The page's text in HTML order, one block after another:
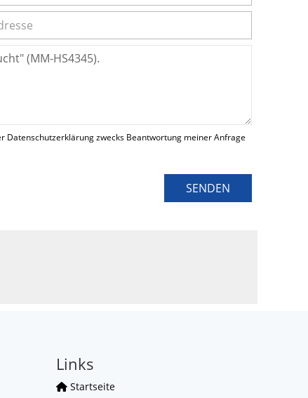
zwecks Beantwortung meiner Anfrage
SENDEN
Links
Startseite